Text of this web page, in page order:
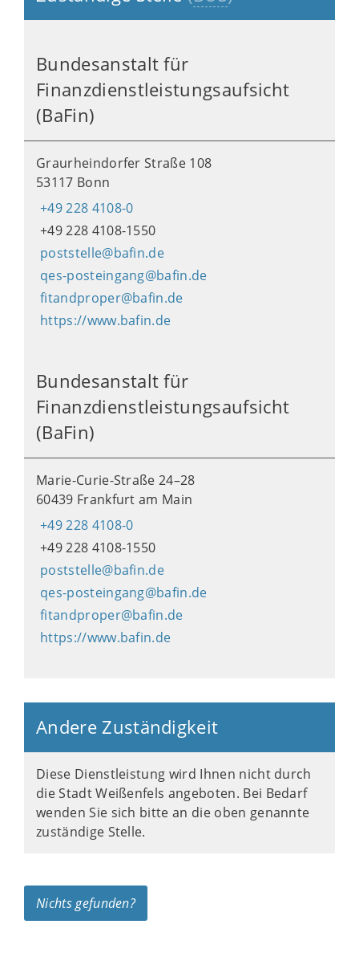
Bundesanstalt für
Finanzdienstleistungsaufsicht
(BaFin)
Graurheindorfer Straße 108
53117 Bonn
+49 228 4108-0
+49 228 4108-1550
poststelle@bafin.de
qes-posteingang@bafin.de
fitandproper@bafin.de
https://www.bafin.de
Bundesanstalt für
Finanzdienstleistungsaufsicht
(BaFin)
Marie-Curie-Straße 24–28
60439 Frankfurt am Main
+49 228 4108-0
+49 228 4108-1550
poststelle@bafin.de
qes-posteingang@bafin.de
fitandproper@bafin.de
https://www.bafin.de
Andere Zuständigkeit
Diese Dienstleistung wird Ihnen nicht durch
die Stadt Weißenfels angeboten. Bei Bedarf
wenden Sie sich bitte an die oben genannte
zuständige Stelle.
Nichts gefunden?